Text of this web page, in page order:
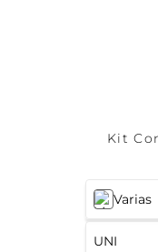
Varias
UNI
Kit